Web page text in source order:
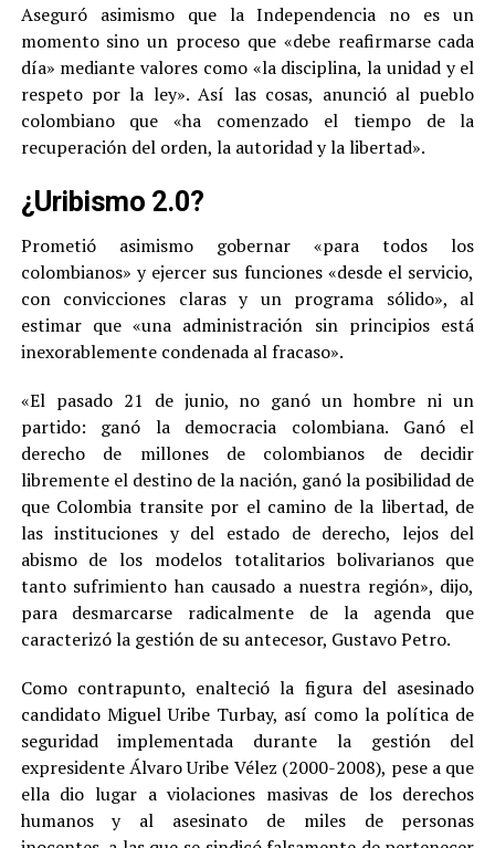
Aseguró asimismo que la Independencia no es un
momento sino un proceso que «debe reafirmarse cada
día» mediante valores como «la disciplina, la unidad y el
respeto por la ley». Así las cosas, anunció al pueblo
colombiano que «ha comenzado el tiempo de la
recuperación del orden, la autoridad y la libertad».
¿Uribismo 2.0?
Prometió asimismo gobernar «para todos los
colombianos» y ejercer sus funciones «desde el servicio,
con convicciones claras y un programa sólido», al
estimar que «una administración sin principios está
inexorablemente condenada al fracaso».
«El pasado 21 de junio, no ganó un hombre ni un
partido: ganó la democracia colombiana. Ganó el
derecho de millones de colombianos de decidir
libremente el destino de la nación, ganó la posibilidad de
que Colombia transite por el camino de la libertad, de
las instituciones y del estado de derecho, lejos del
abismo de los modelos totalitarios bolivarianos que
tanto sufrimiento han causado a nuestra región», dijo,
para desmarcarse radicalmente de la agenda que
caracterizó la gestión de su antecesor, Gustavo Petro.
Como contrapunto, enalteció la figura del asesinado
candidato Miguel Uribe Turbay, así como la política de
seguridad implementada durante la gestión del
expresidente Álvaro Uribe Vélez (2000-2008), pese a que
ella dio lugar a violaciones masivas de los derechos
humanos y al asesinato de miles de personas